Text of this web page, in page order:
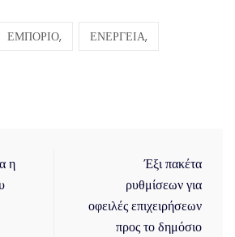
ΕΜΠΟΡΙΟ, ΕΝΕΡΓΕΙΑ,
η
Έξι πακέτα
ρυθμίσεων για
οφειλές επιχειρήσεων
προς το δημόσιο